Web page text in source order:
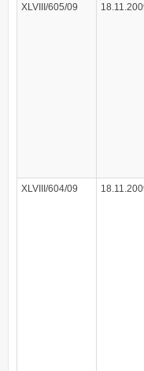
XLVIII/605/09
XLVIII/604/09